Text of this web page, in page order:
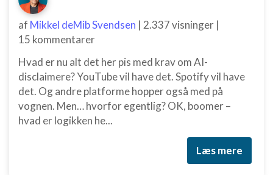
af Mikkel deMib Svendsen | 2.337 visninger |
15 kommentarer
Hvad er nu alt det her pis med krav om AI-
disclaimere? YouTube vil have det. Spotify vil have
det. Og andre platforme hopper også med på
vognen. Men… hvorfor egentlig? OK, boomer –
hvad er logikken he...
Læs mere